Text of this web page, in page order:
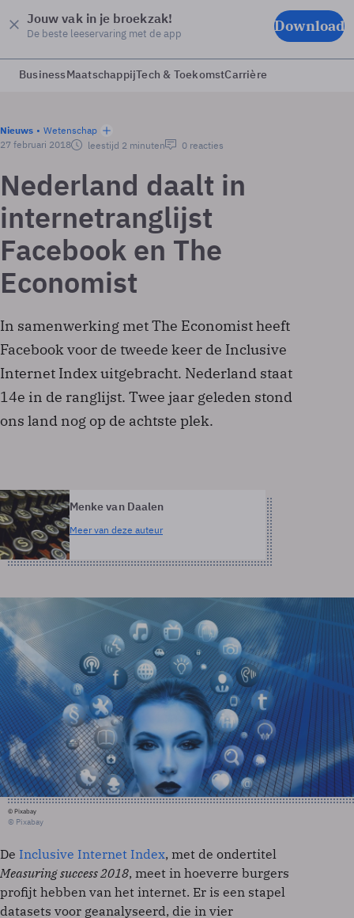
Jouw vak in je broekzak!
De beste leeservaring met de app Download
BusinessMaatschappijTech & ToekomstCarrière
Nieuws
Wetenschap
27 februari 2018
leestijd 2 minuten 0 reacties
Nederland daalt in
internetranglijst
Facebook en The
Economist
In samenwerking met The Economist heeft
Facebook voor de tweede keer de Inclusive
Internet Index uitgebracht. Nederland staat
14e in de ranglijst. Twee jaar geleden stond
ons land nog op de achtste plek.
Menke van Daalen
Meer van deze auteur
© Pixabay
© Pixabay
De Inclusive Internet Index, met de ondertitel
Measuring success 2018, meet in hoeverre burgers
profijt hebben van het internet. Er is een stapel
datasets voor geanalyseerd, die in vier